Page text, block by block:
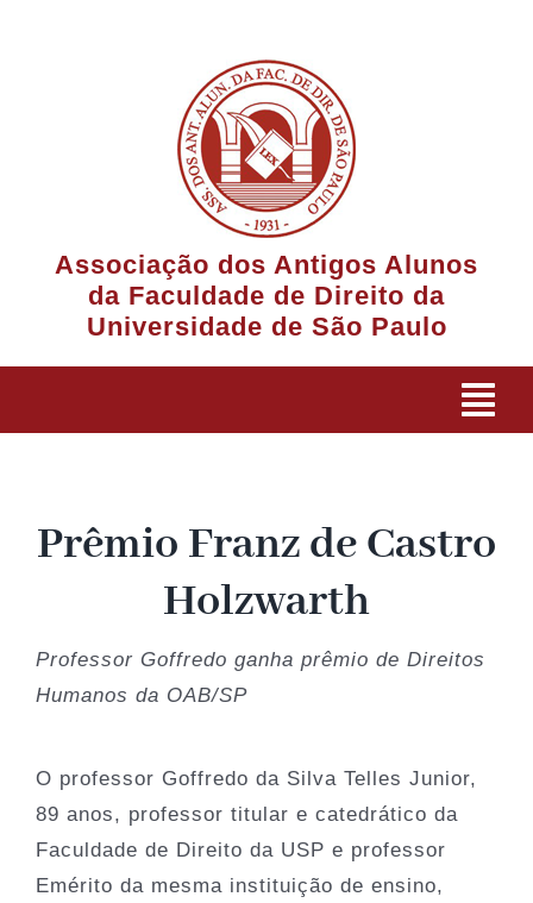
Associação dos Antigos Alunos
da Faculdade de Direito da
Universidade de São Paulo
História
Associe-se
Notícias
Contato
Prêmio Franz de Castro
Holzwarth
Professor Goffredo ganha prêmio de Direitos
Humanos da OAB/SP
O professor Goffredo da Silva Telles Junior,
89 anos, professor titular e catedrático da
Faculdade de Direito da USP e professor
Emérito da mesma instituição de ensino,